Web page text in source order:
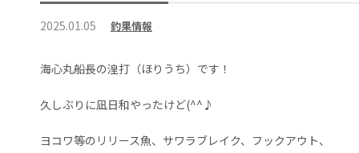
2025.01.05 釣果情報
海心丸船長の湟打（ほりうち）です！
久しぶりに凪日和やったけど(^^♪
ヨコワ等のリリース魚、サワラブレイク、フックアウト、